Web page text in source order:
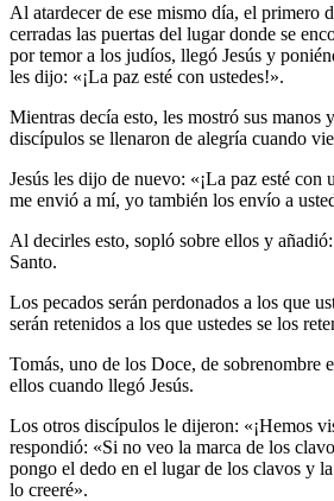
Al atardecer de ese mismo día, el primero
cerradas las puertas del lugar donde se
por temor a los judíos, llegó Jesús y
les dijo: «¡La paz esté con ustedes!».
Mientras decía esto, les mostró sus manos
discípulos se llenaron de alegría cuando
Jesús les dijo de nuevo: «¡La paz esté con
me envió a mí, yo también los envío a
Al decirles esto, sopló sobre ellos y
Santo.
Los pecados serán perdonados a los que
serán retenidos a los que ustedes se los
Tomás, uno de los Doce, de sobrenombre
ellos cuando llegó Jesús.
Los otros discípulos le dijeron: «¡Hemos
respondió: «Si no veo la marca de los
pongo el dedo en el lugar de los clavos y
lo creeré».